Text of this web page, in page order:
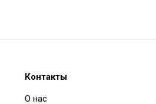
Контакты
О нас